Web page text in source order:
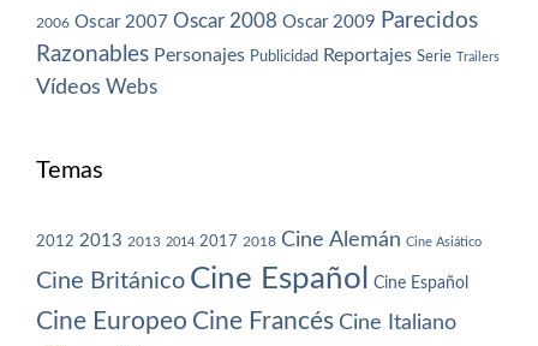
2006 Oscar 2007 Oscar 2008 Oscar 2009 Parecidos
Razonables Personajes Publicidad Reportajes Serie Trailers
Vídeos Webs
Temas
2012 2013 2013 2014 2017 2018 Cine Alemán Cine Asiático
Cine Británico Cine Español Cine Español
Cine Europeo Cine Francés Cine Italiano